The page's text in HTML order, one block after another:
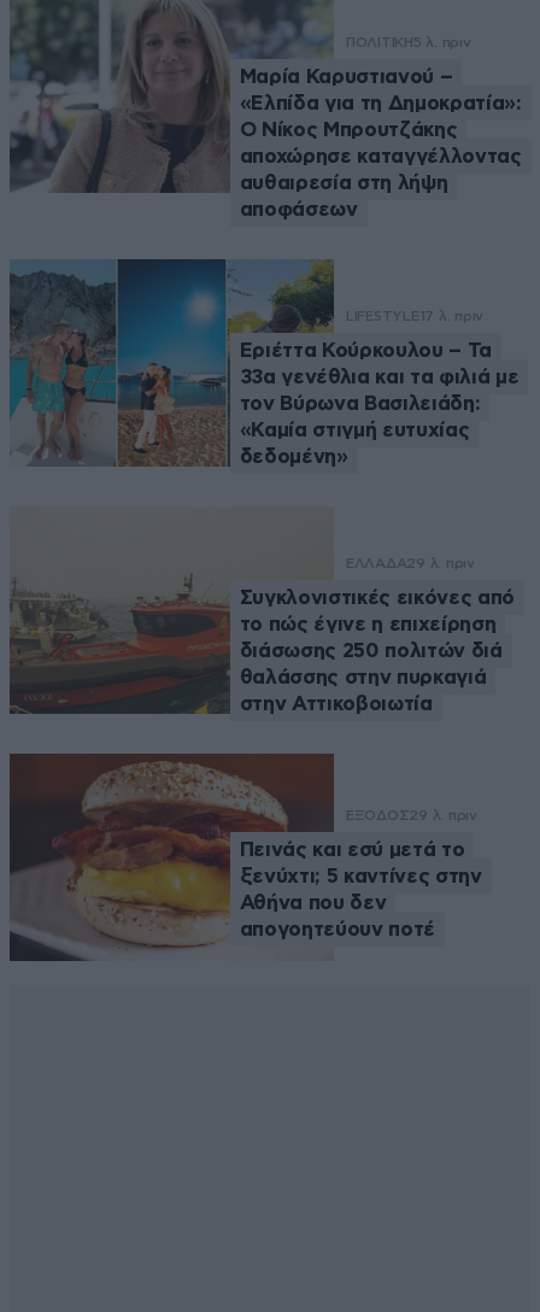
ΠΟΛΙΤΙΚΗ5 λ. πριν
Μαρία Καρυστιανού –
«Ελπίδα για τη Δημοκρατία»:
Ο Νίκος Μπρουτζάκης
αποχώρησε καταγγέλλοντας
αυθαιρεσία στη λήψη
αποφάσεων
LIFESTYLE 17 λ. πριν
Εριέττα Κούρκουλου – Τα
33α γενέθλια και τα φιλιά με
τον Βύρωνα Βασιλειάδη:
«Καμία στιγμή ευτυχίας
δεδομένη»
ΕΛΛΑΔΑ29 λ. πριν
Συγκλονιστικές εικόνες από
το πώς έγινε η επιχείρηση
διάσωσης 250 πολιτών διά
θαλάσσης στην πυρκαγιά
στην Αττικοβοιωτία
ΕΞΟΔΟΣ29 λ. πριν
Πεινάς και εσύ μετά το
ξενύχτι; 5 καντίνες στην
Αθήνα που δεν
απογοητεύουν ποτέ